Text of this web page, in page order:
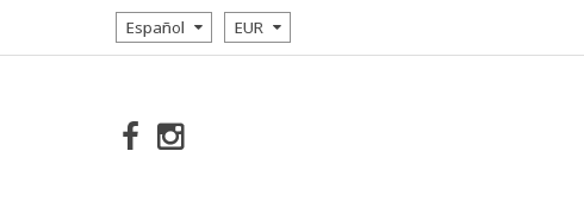
Español EUR